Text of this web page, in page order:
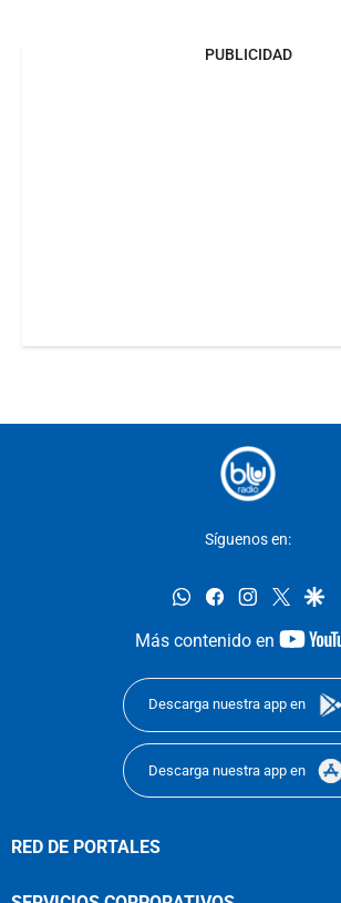
PUBLICIDAD
Síguenos en:
whatsappfacebookinstagram
twitter
Más contenido en
Descarga nuestra app en
Descarga nuestra app en
RED DE PORTALES